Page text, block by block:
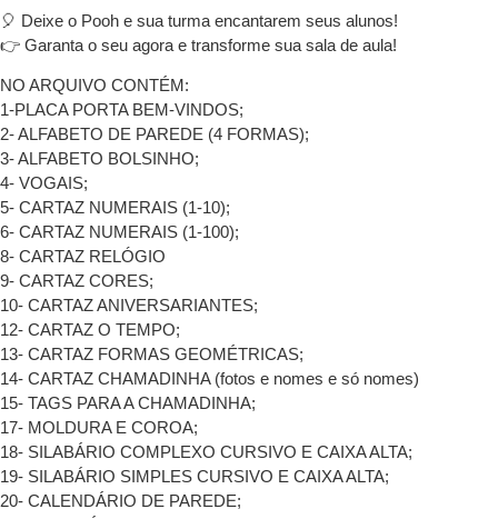
🎈 Deixe o Pooh e sua turma encantarem seus alunos!
👉 Garanta o seu agora e transforme sua sala de aula!
NO ARQUIVO CONTÉM:
1-PLACA PORTA BEM-VINDOS;
2- ALFABETO DE PAREDE (4 FORMAS);
3- ALFABETO BOLSINHO;
4- VOGAIS;
5- CARTAZ NUMERAIS (1-10);
6- CARTAZ NUMERAIS (1-100);
8- CARTAZ RELÓGIO
9- CARTAZ CORES;
10- CARTAZ ANIVERSARIANTES;
12- CARTAZ O TEMPO;
13- CARTAZ FORMAS GEOMÉTRICAS;
14- CARTAZ CHAMADINHA (fotos e nomes e só nomes)
15- TAGS PARA A CHAMADINHA;
17- MOLDURA E COROA;
18- SILABÁRIO COMPLEXO CURSIVO E CAIXA ALTA;
19- SILABÁRIO SIMPLES CURSIVO E CAIXA ALTA;
20- CALENDÁRIO DE PAREDE;